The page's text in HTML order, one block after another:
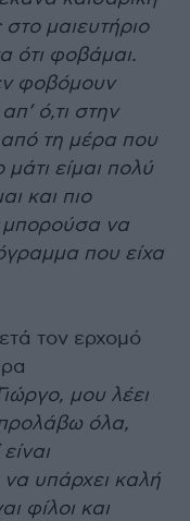
μαιευτήριο
ότι φοβάμαι.
φοβόμουν
ό,τι στην
τη μέρα που
είμαι πολύ
και πιο
να
που είχα
τον ερχομό
μου λέει
όλα,
υπάρχει καλή
φίλοι και